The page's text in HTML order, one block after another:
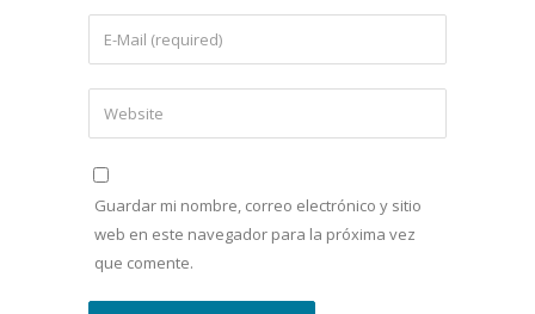
Guardar mi nombre, correo electrónico y sitio
web en este navegador para la próxima vez
que comente.